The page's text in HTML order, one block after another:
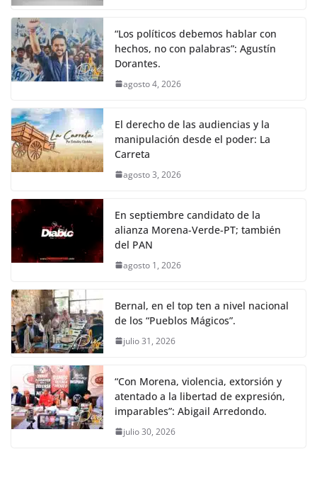
“Los políticos debemos hablar con
hechos, no con palabras”: Agustín
Dorantes.
agosto 4, 2026
El derecho de las audiencias y la
manipulación desde el poder: La
Carreta
agosto 3, 2026
En septiembre candidato de la
alianza Morena-Verde-PT; también
del PAN
agosto 1, 2026
Bernal, en el top ten a nivel nacional
de los “Pueblos Mágicos”.
julio 31, 2026
“Con Morena, violencia, extorsión y
atentado a la libertad de expresión,
imparables”: Abigail Arredondo.
julio 30, 2026